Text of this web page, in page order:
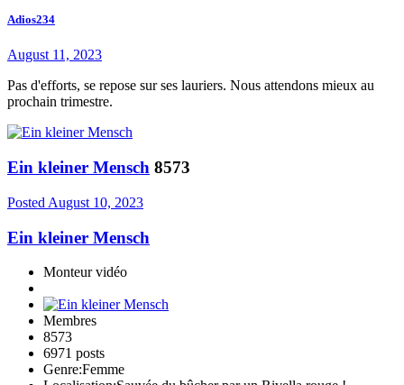
Adios234
August 11, 2023
Pas d'efforts, se repose sur ses lauriers. Nous attendons mieux au
prochain trimestre.
Ein kleiner Mensch 8573
Posted August 10, 2023
Ein kleiner Mensch
Monteur vidéo
Membres
8573
6971 posts
Genre:Femme